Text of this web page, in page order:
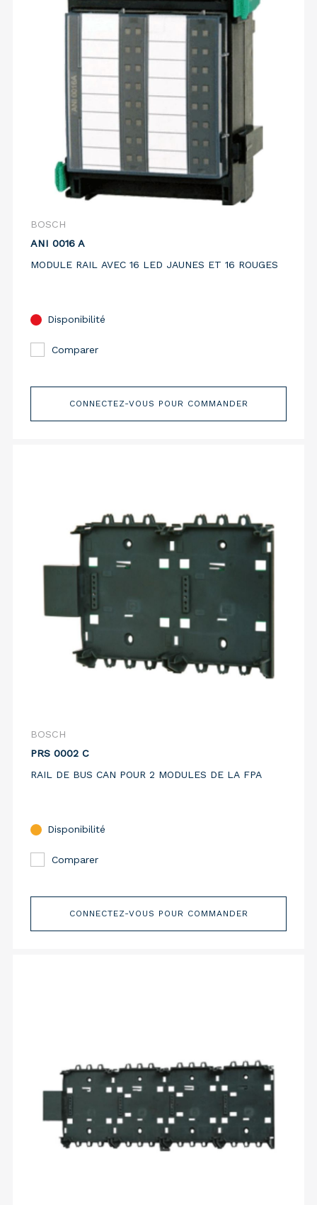
BOSCH
ANI 0016 A
MODULE RAIL AVEC 16 LED JAUNES ET 16 ROUGES
Disponibilité
Comparer
CONNECTEZ-VOUS POUR COMMANDER
BOSCH
PRS 0002 C
RAIL DE BUS CAN POUR 2 MODULES DE LA FPA
Disponibilité
Comparer
CONNECTEZ-VOUS POUR COMMANDER